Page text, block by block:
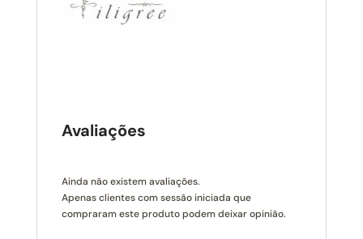
Avaliações
Ainda não existem avaliações.
Apenas clientes com sessão iniciada que
compraram este produto podem deixar opinião.